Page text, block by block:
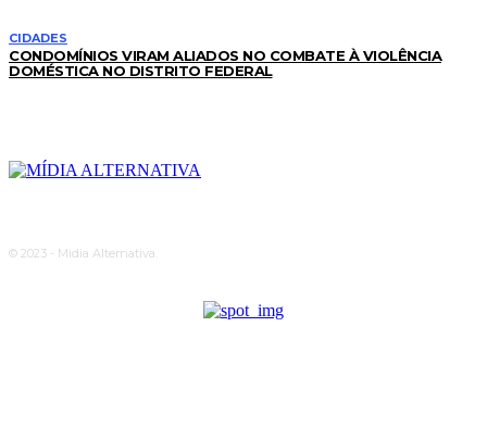
CIDADES
CONDOMÍNIOS VIRAM ALIADOS NO COMBATE À VIOLÊNCIA
DOMÉSTICA NO DISTRITO FEDERAL
© 2023 - Midia Alternativa.